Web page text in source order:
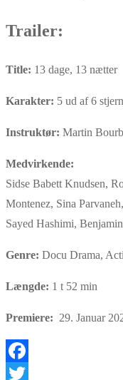
Trailer:
Title: 13 dage, 13 nætter
Karakter: 5 ud af 6
Instruktør: Martin
Medvirkende:
Sidse Babett Knudsen,
Montenez, Sina
Sayed Hashimi,
Genre: Docu Drama,
Længde: 1 t 52 min
Premiere: 29. Januar
Facebook